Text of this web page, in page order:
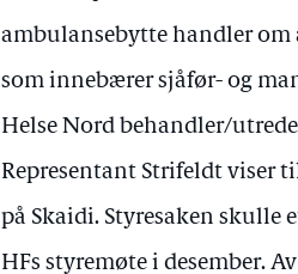
ambulansebytte handler
som innebærer sjåfør- og
Helse Nord behandler/
Representant Strifeldt viser
på Skaidi. Styresaken skulle
HFs styremøte i desember.